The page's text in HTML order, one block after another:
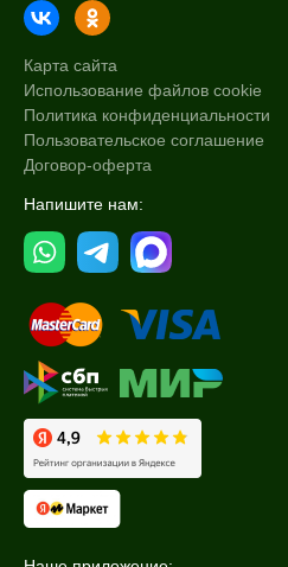
Ампула
Флакон
Подборки
Рост волос и алопеция
Карта сайта
Использование файлов cookie
Политика конфиденциальности
Пользовательское соглашение
Договор-оферта
Напишите нам: